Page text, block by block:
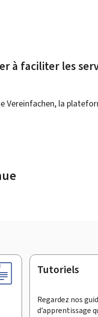
à faciliter les
Vereinfachen, la
Tutoriels
Regardez nos
d’apprentissage